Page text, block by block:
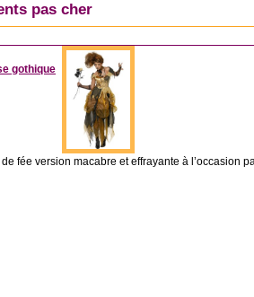
pas cher
DÉGUISEMENT
gothique
fée version macabre et effrayante à l’occasion